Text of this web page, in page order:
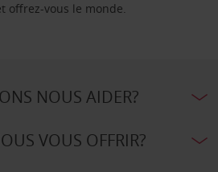
offrez-vous le monde.
NOUS AIDER?
VOUS OFFRIR?